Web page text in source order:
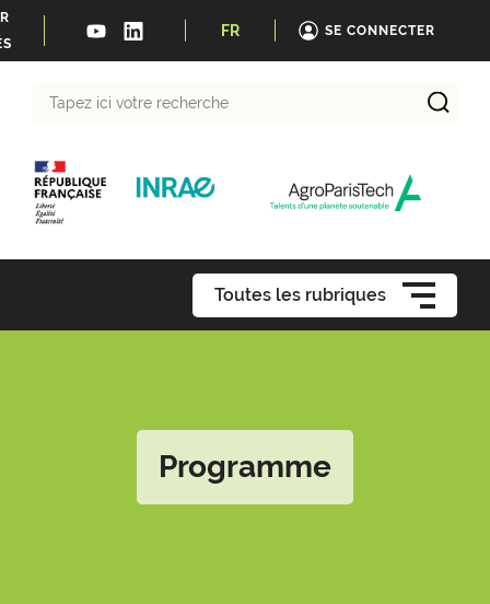
FR SE CONNECTER
Toutes les rubriques
Programme